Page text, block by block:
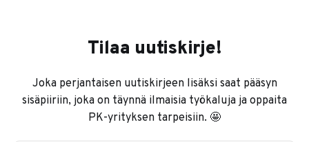
Tilaa uutiskirje!
Joka perjantaisen uutiskirjeen lisäksi saat pääsyn
sisäpiiriin, joka on täynnä ilmaisia työkaluja ja oppaita
PK-yrityksen tarpeisiin. 🤩